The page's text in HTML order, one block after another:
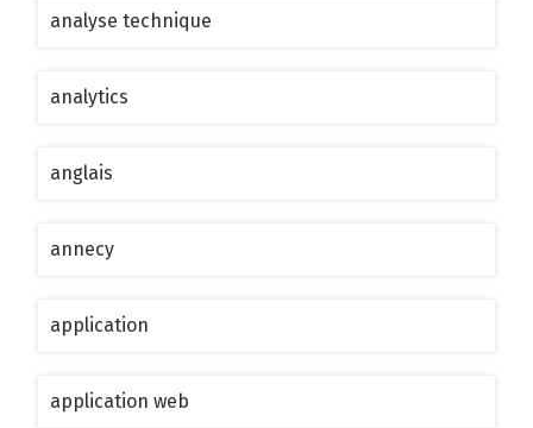
analyse technique
analytics
anglais
annecy
application
application web